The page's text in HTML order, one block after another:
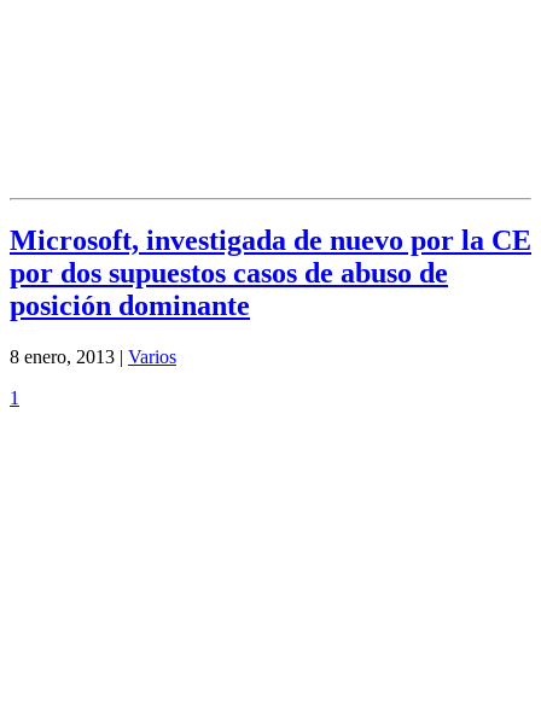
Microsoft, investigada de nuevo por la CE
por dos supuestos casos de abuso de
posición dominante
8 enero, 2013 | Varios
1